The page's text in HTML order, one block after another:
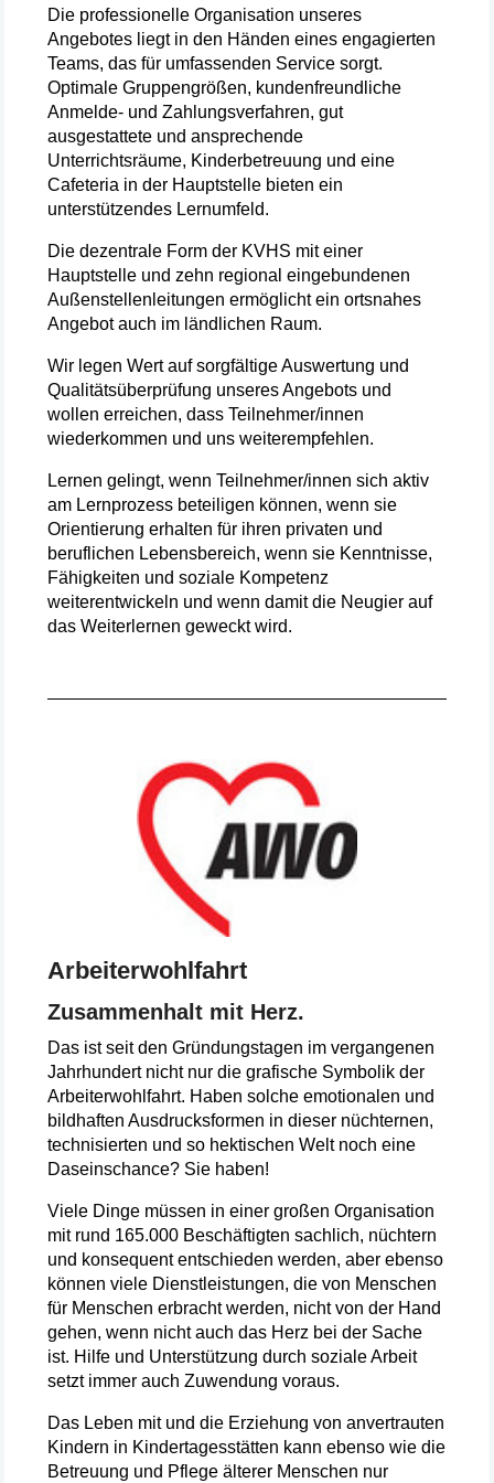
Die professionelle Organisation unseres
Angebotes liegt in den Händen eines engagierten
Teams, das für umfassenden Service sorgt.
Optimale Gruppengrößen, kundenfreundliche
Anmelde- und Zahlungsverfahren, gut
ausgestattete und ansprechende
Unterrichtsräume, Kinderbetreuung und eine
Cafeteria in der Hauptstelle bieten ein
unterstützendes Lernumfeld.
Die dezentrale Form der KVHS mit einer
Hauptstelle und zehn regional eingebundenen
Außenstellenleitungen ermöglicht ein ortsnahes
Angebot auch im ländlichen Raum.
Wir legen Wert auf sorgfältige Auswertung und
Qualitätsüberprüfung unseres Angebots und
wollen erreichen, dass Teilnehmer/innen
wiederkommen und uns weiterempfehlen.
Lernen gelingt, wenn Teilnehmer/innen sich aktiv
am Lernprozess beteiligen können, wenn sie
Orientierung erhalten für ihren privaten und
beruflichen Lebensbereich, wenn sie Kenntnisse,
Fähigkeiten und soziale Kompetenz
weiterentwickeln und wenn damit die Neugier auf
das Weiterlernen geweckt wird.
Arbeiterwohlfahrt
Zusammenhalt mit Herz.
Das ist seit den Gründungstagen im vergangenen
Jahrhundert nicht nur die grafische Symbolik der
Arbeiterwohlfahrt. Haben solche emotionalen und
bildhaften Ausdrucksformen in dieser nüchternen,
technisierten und so hektischen Welt noch eine
Daseinschance? Sie haben!
Viele Dinge müssen in einer großen Organisation
mit rund 165.000 Beschäftigten sachlich, nüchtern
und konsequent entschieden werden, aber ebenso
können viele Dienstleistungen, die von Menschen
für Menschen erbracht werden, nicht von der Hand
gehen, wenn nicht auch das Herz bei der Sache
ist. Hilfe und Unterstützung durch soziale Arbeit
setzt immer auch Zuwendung voraus.
Das Leben mit und die Erziehung von anvertrauten
Kindern in Kindertagesstätten kann ebenso wie die
Betreuung und Pflege älterer Menschen nur